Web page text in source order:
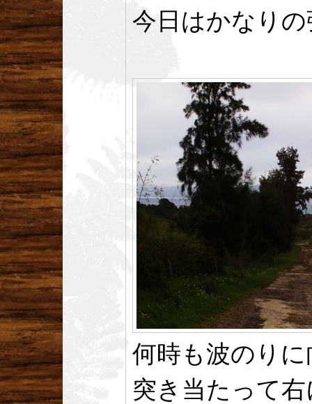
今日はかなりの
何時も波のり
突き当たって